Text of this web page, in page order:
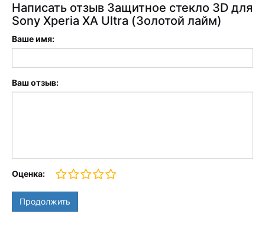
Написать отзыв Защитное стекло 3D для
Sony Xperia XA Ultra (Золотой лайм)
Ваше имя:
Ваш отзыв:
Оценка:
Продолжить